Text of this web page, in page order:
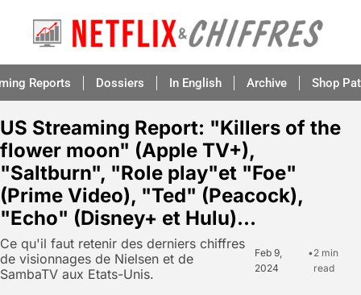
Reports Dossiers In English Archive Shop
US Streaming Report: "Killers of the
flower moon" (Apple TV+),
"Saltburn", "Role play"et "Foe"
(Prime Video), "Ted" (Peacock),
"Echo" (Disney+ et Hulu)...
Ce qu'il faut retenir des derniers chiffres
de visionnages de Nielsen et de
SambaTV aux Etats-Unis.
Feb 9,
2024
•2 min
read